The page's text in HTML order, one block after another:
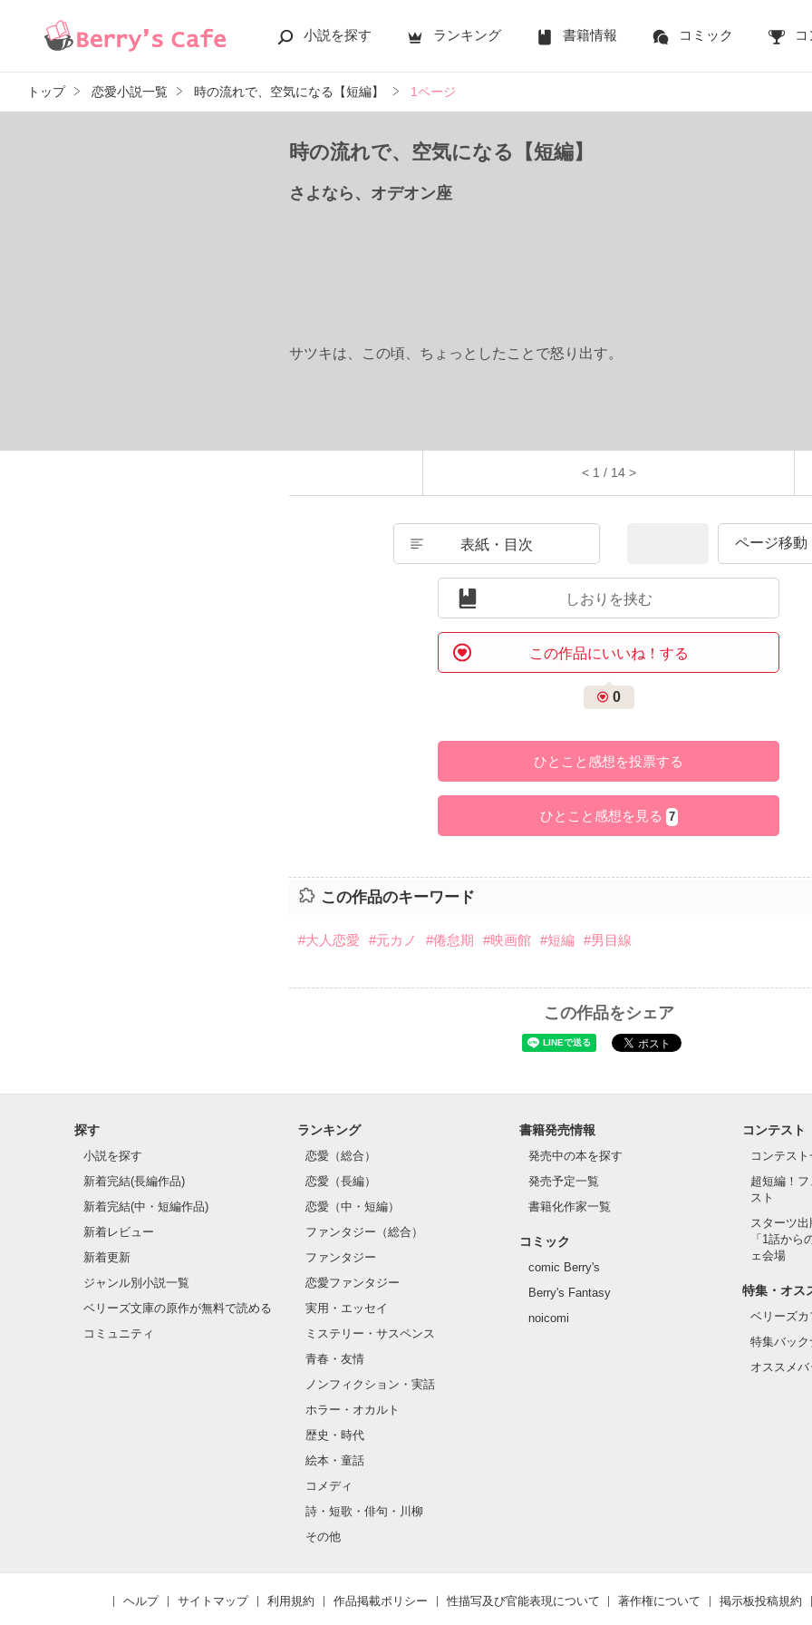
小説を探す ランキング 書籍情報 コミック
トップ 恋愛小説一覧 時の流れで、空気になる【短編】 1ページ
時の流れで、空気になる【短編】
さよなら、オデオン座
サツキは、この頃、ちょっとしたことで怒り出す。
< 1 / 14 >
表紙・目次
しおりを挟む
この作品にいいね！する
0
ひとこと感想を投票する
ひとこと感想を見る 7
この作品のキーワード
#大人恋愛 #元カノ #倦怠期 #映画館 #短編 #男目線
この作品をシェア
探す
小説を探す
新着完結(長編作品)
新着完結(中・短編作品)
新着レビュー
新着更新
ジャンル別小説一覧
ベリーズ文庫の原作が無料で読める
コミュニティ
ランキング
恋愛（総合）
恋愛（長編）
恋愛（中・短編）
ファンタジー（総合）
ファンタジー
恋愛ファンタジー
実用・エッセイ
ミステリー・サスペンス
青春・友情
ノンフィクション・実話
ホラー・オカルト
歴史・時代
絵本・童話
コメディ
詩・短歌・俳句・川柳
その他
書籍発売情報
発売中の本を探す
発売予定一覧
書籍化作家一覧
コミック
comic Berry's
Berry's Fantasy
noicomi
コンテスト
コンテス
超短編！
スト
スターツ
「1話から
ェ会場
特集・オス
ベリーズ
特集バッ
オススメ
ヘルプ サイトマップ 利用規約 作品掲載ポリシー 性描写及び官能表現について 著作権について 掲示板投稿規約